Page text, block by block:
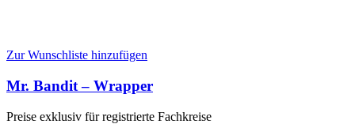
Zur Wunschliste hinzufügen
Mr. Bandit – Wrapper
Preise exklusiv für registrierte Fachkreise